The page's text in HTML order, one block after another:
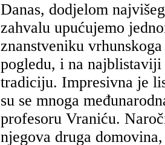
Danas, dodjelom
zahvalu upućujemo
znanstveniku
pogledu, i na
tradiciju. Impresivna je
su se mnoga
profesoru Vraniću.
njegova druga